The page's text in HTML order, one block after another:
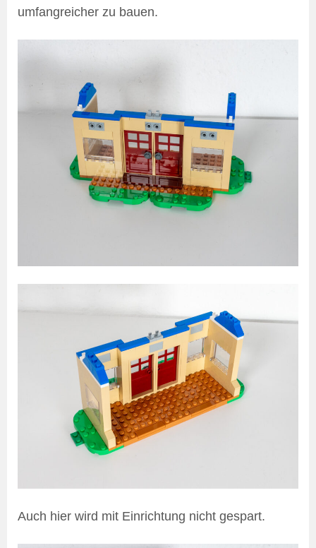
umfangreicher zu bauen.
Auch hier wird mit Einrichtung nicht gespart.